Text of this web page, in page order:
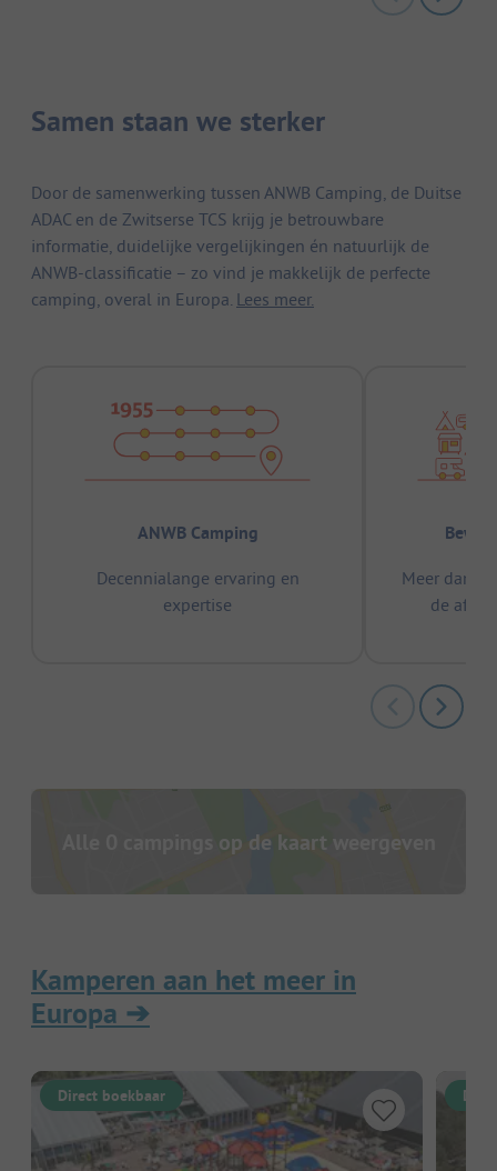
Samen staan we sterker
Door de samenwerking tussen ANWB Camping, de Duitse
ADAC en de Zwitserse TCS krijg je betrouwbare
informatie, duidelijke vergelijkingen én natuurlijk de
ANWB-classificatie – zo vind je makkelijk de perfecte
camping, overal in Europa. Lees meer.
ANWB Camping
Decennialange ervaring en
expertise
Meer dan
de
Alle 0 campings op de kaart weergeven
Kamperen aan het meer in
Europa ➔
Direct boekbaar